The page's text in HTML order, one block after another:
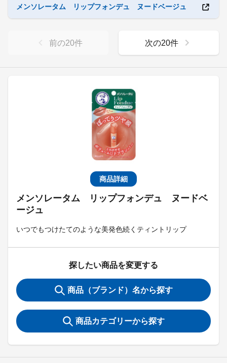
商品詳細
メンソレータム リップフォンデュ ヌードベ
ージュ
いつでもつけたてのような美発色続くティントリップ
探したい商品を変更する
商品（ブランド）名から探す
商品カテゴリーから探す
メンソレータム リップフォンデュ ヌードベージュ
前の20件 次の20件